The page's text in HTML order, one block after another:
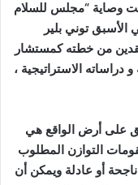
وصاية “مجلس للسلام
الأسبق توني بلير
من خطته كمستشار
دراساته الاستراتيجية ،
على أرض الواقع هي
التوازن المطلوب
أو عادلة ويمكن أن